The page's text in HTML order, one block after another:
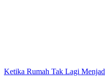
Ketika Rumah Tak Lagi